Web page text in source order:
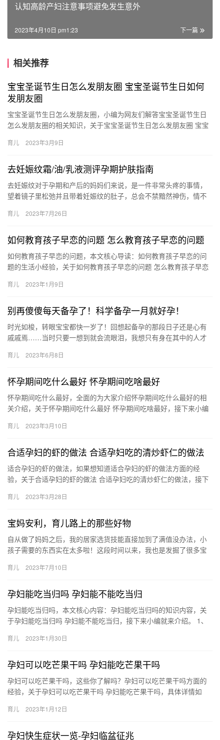
认知高龄产妇注意事项避免发生意外
下一篇
2023年4月10日 pm1:23
相关推荐
宝宝圣诞节生日怎么发朋友圈 宝宝圣诞节生日如何
发朋友圈
宝宝圣诞节生日怎么发朋友圈，小编为网友们解答宝宝圣诞节生日
怎么发朋友圈的相关知识，关于宝宝圣诞节生日怎么发朋友圈 宝宝
为…
育儿 2023年3月9日
去妊娠纹霜/油/乳液测评孕期护肤指南
去妊娠纹对于孕期和产后的妈妈们来说，是一件非常头疼的事情，
望着镜子里松弛并且带着妊娠纹的肚子，总会不禁黯然神伤，情不
妈…
育儿 2023年7月26日
如何教育孩子早恋的问题 怎么教育孩子早恋的问题
如何教育孩子早恋的问题，本文核心导读：如何教育孩子早恋的问
题的生活小经验，关于如何教育孩子早恋的问题 怎么教育孩子早恋
…
育儿 2023年1月9日
别再傻傻每天备孕了！科学备孕一月就好孕！
时光如梭，转眼宝宝都快一岁了！回想起备孕的那段日子还是心有
戚戚焉……当时只要一想到就会流眼泪，我想只有身在其中的人才
岁了…
育儿 2023年6月8日
怀孕期间吃什么最好 怀孕期间吃啥最好
怀孕期间吃什么最好，全面的为大家介绍怀孕期间吃什么最好的相
关介绍，关于怀孕期间吃什么最好 怀孕期间吃啥最好，接下来小编
孕…
育儿 2023年3月10日
合适孕妇的虾的做法 合适孕妇吃的清炒虾仁的做法
适合孕妇的虾的做法，如果想知道适合孕妇的虾的做法方面的经
验，关于合适孕妇的虾的做法 合适孕妇吃的清炒虾仁的做法，接下
合…
育儿 2023年3月28日
宝妈安利，育儿路上的那些好物
自从做了妈妈之后，我的居家选货技能直接加到了满值没办法，小
孩子需要的东西实在太多啦！这段时间以来，我也是发掘了很多宝
家选…
育儿 2023年7月10日
孕妇能吃当归吗 孕妇能不能吃当归
孕妇能吃当归吗，本文核心内容：孕妇能吃当归吗的知识内容，关
于孕妇能吃当归吗 孕妇能不能吃当归，接下来小编就来介绍。 1、
吃…
育儿 2023年1月30日
孕妇可以吃芒果干吗 孕妇能吃芒果干吗
孕妇可以吃芒果干吗，这些你了解吗？孕妇可以吃芒果干吗方面的
经验，关于孕妇可以吃芒果干吗 孕妇能吃芒果干吗，具体详情如
妇…
育儿 2023年1月12日
孕妇快生症状一览-孕妇临盆征兆